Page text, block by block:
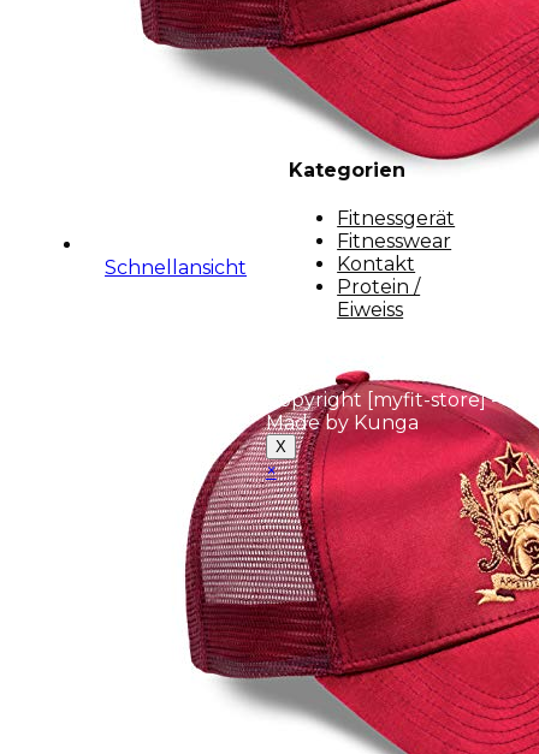
Schnellansicht
Kategorien
Fitnessgerät
Fitnesswear
Kontakt
Protein /
Eiweiss
Copyright [myfit-store] -
Made by Kunga
X
×
Close
this
module
Demo Website!